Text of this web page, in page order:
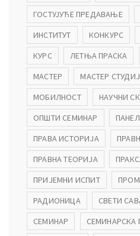
ГОСТУЈУЋЕ ПРЕДАВАЊЕ
ИНСТИТУТ
КОНКУРС
КУРС
ЛЕТЊА ПРАСКА
МАСТЕР
МАСТЕР
МОБИЛНОСТ
НАУЧНИ
ОПШТИ СЕМИНАР
ПАНЕЛ
ПРАВА ИСТОРИЈА
ПРАВНА ТЕОРИЈА
ПРИЈЕМНИ ИСПИТ
РАДИОНИЦА
СВЕТИ
СЕМИНАР
СЕМИНАРСКА